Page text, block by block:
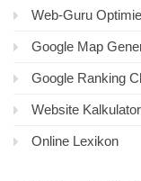
Web-Guru
Google Map
Google Ranking
Website Kalkulator
Online Lexikon